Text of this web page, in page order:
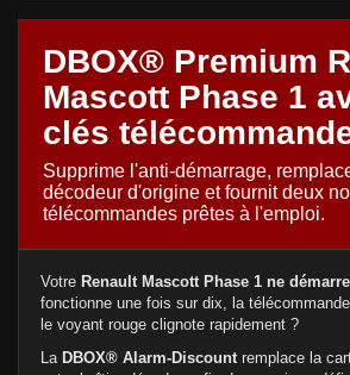
DBOX® Premium
Mascott Phase 1
clés
Supprime l'anti-démarrage,
décodeur d'origine et fournit deux
télécommandes prêtes à l'emploi.
Votre Renault Mascott Phase 1 ne
fonctionne une fois sur dix, la
le voyant rouge clignote rapidement ?
La DBOX® Alarm-Discount remplace la